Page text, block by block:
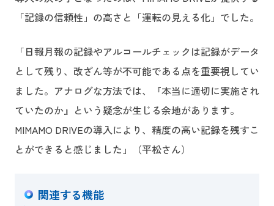
「記録の信頼性」の高さと「運転の見える化」でした。
「日報月報の記録やアルコールチェックは記録がデータ
として残り、改ざん等が不可能である点を重要視してい
ました。アナログな方法では、『本当に適切に実施され
ていたのか』という疑念が生じる余地があります。
MIMAMO DRIVEの導入により、精度の高い記録を残すこ
とができると感じました」（平松さん）
関連する機能